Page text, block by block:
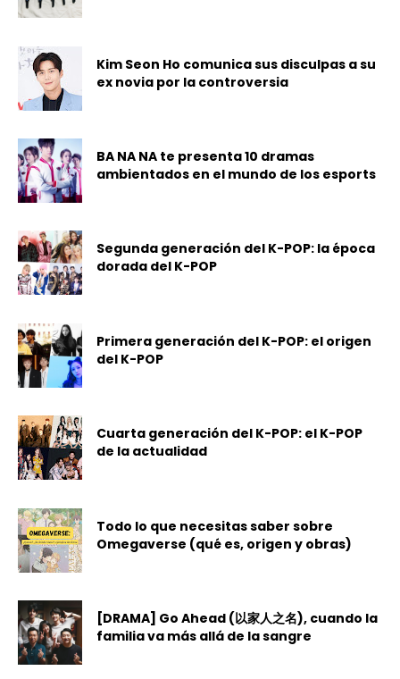
Kim Seon Ho comunica sus disculpas a su
ex novia por la controversia
BA NA NA te presenta 10 dramas
ambientados en el mundo de los esports
Segunda generación del K-POP: la época
dorada del K-POP
Primera generación del K-POP: el origen
del K-POP
Cuarta generación del K-POP: el K-POP
de la actualidad
Todo lo que necesitas saber sobre
Omegaverse (qué es, origen y obras)
[DRAMA] Go Ahead (以家人之名), cuando la
familia va más allá de la sangre